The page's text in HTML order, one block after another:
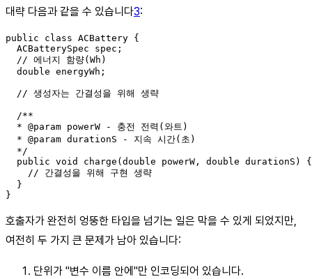
대략 다음과 같을 수 있습니다3:
public class ACBattery {
  ACBatterySpec spec;
  // 에너지 함량(Wh)
  double energyWh;
  // 생성자는 간결성을 위해 생략
  /**
  * @param powerW - 충전 전력(와트)
  * @param durationS - 지속 시간(초)
  */
  public void charge(double powerW, double durationS) {
    // 간결성을 위해 구현 생략
  }
호출자가 완전히 엉뚱한 타입을 넘기는 일은 막을 수 있게 되었지만,
여전히 두 가지 큰 문제가 남아 있습니다:
단위가 "변수 이름 안에"만 인코딩되어 있습니다.